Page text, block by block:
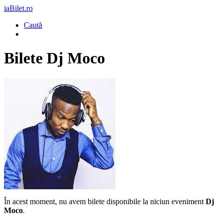
iaBilet.ro
Caută
Bilete Dj Moco
În acest moment, nu avem bilete disponibile la niciun eveniment Dj
Moco.